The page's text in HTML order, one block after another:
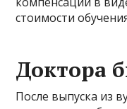
стоимости
Доктора
После выпуска из